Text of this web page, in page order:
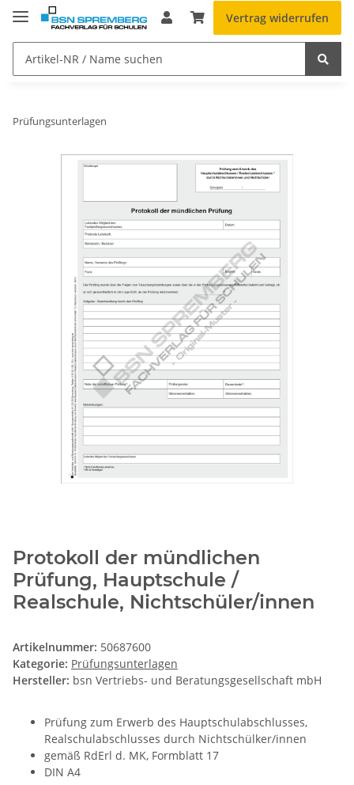
Vertrag widerrufen
Prüfungsunterlagen
Protokoll der mündlichen
Prüfung, Hauptschule /
Realschule, Nichtschüler/innen
Artikelnummer: 50687600
Kategorie: Prüfungsunterlagen
Hersteller: bsn Vertriebs- und Beratungsgesellschaft mbH
Prüfung zum Erwerb des Hauptschulabschlusses,
Realschulabschlusses durch Nichtschülker/innen
gemäß RdErl d. MK, Formblatt 17
DIN A4